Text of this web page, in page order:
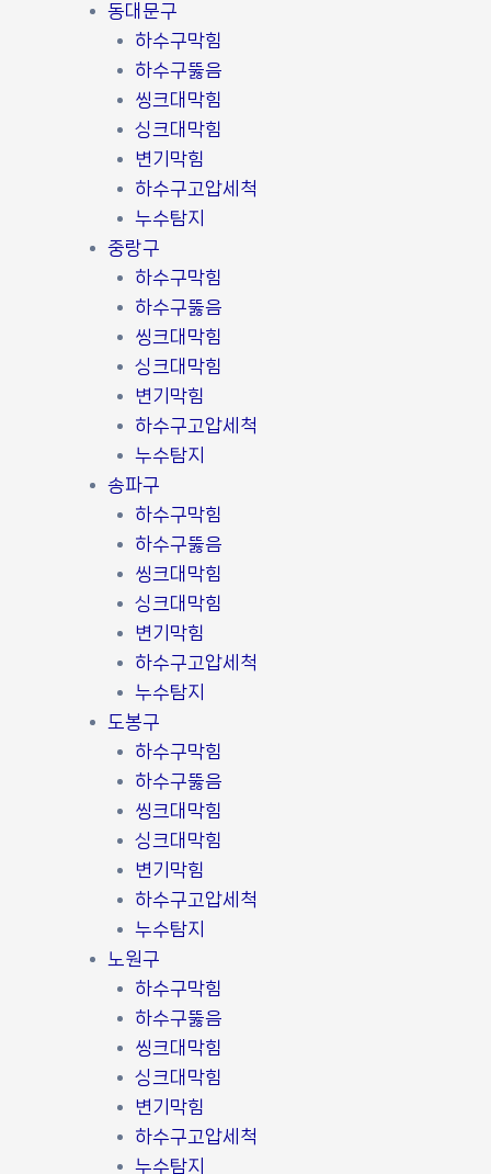
동대문구
하수구막힘
하수구뚫음
씽크대막힘
싱크대막힘
변기막힘
하수구고압세척
누수탐지
중랑구
하수구막힘
하수구뚫음
씽크대막힘
싱크대막힘
변기막힘
하수구고압세척
누수탐지
송파구
하수구막힘
하수구뚫음
씽크대막힘
싱크대막힘
변기막힘
하수구고압세척
누수탐지
도봉구
하수구막힘
하수구뚫음
씽크대막힘
싱크대막힘
변기막힘
하수구고압세척
누수탐지
노원구
하수구막힘
하수구뚫음
씽크대막힘
싱크대막힘
변기막힘
하수구고압세척
누수탐지